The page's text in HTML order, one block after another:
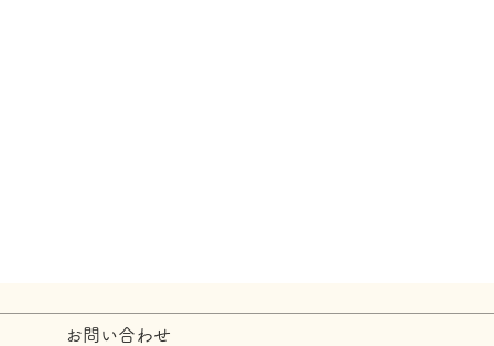
お問い合わせ